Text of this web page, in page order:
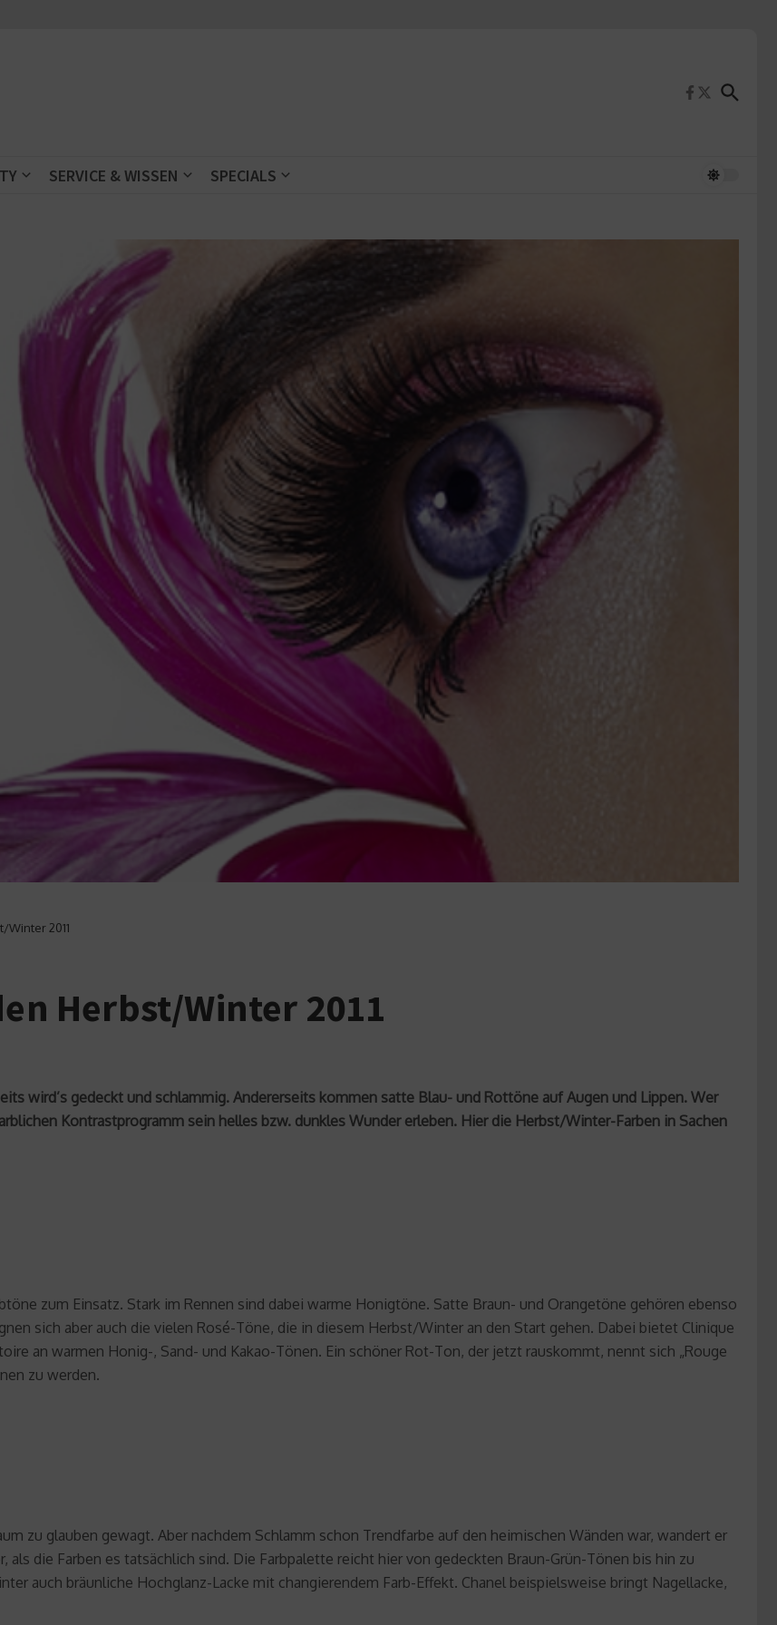
SERVICE & WISSEN SPECIALS
Winter 2011
Herbst/Winter 2011
wird’s gedeckt und schlammig. Andererseits kommen satte Blau- und Rottöne auf Augen und Lippen. Wer
Kontrastprogramm sein helles bzw. dunkles Wunder erleben. Hier die Herbst/Winter-Farben in Sachen
zum Einsatz. Stark im Rennen sind dabei warme Honigtöne. Satte Braun- und Orangetöne gehören ebenso
sich aber auch die vielen Rosé-Töne, die in diesem Herbst/Winter an den Start gehen. Dabei bietet Clinique
an warmen Honig-, Sand- und Kakao-Tönen. Ein schöner Rot-Ton, der jetzt rauskommt, nennt sich „Rouge
zu werden.
zu glauben gewagt. Aber nachdem Schlamm schon Trendfarbe auf den heimischen Wänden war, wandert er
die Farben es tatsächlich sind. Die Farbpalette reicht hier von gedeckten Braun-Grün-Tönen bis hin zu
auch bräunliche Hochglanz-Lacke mit changierendem Farb-Effekt. Chanel beispielsweise bringt Nagellacke,